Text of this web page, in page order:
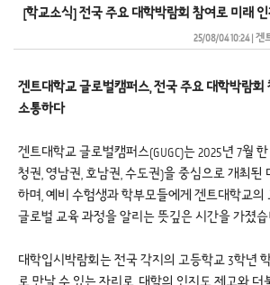
[학교소식] 전국 주요 대학박람회 참여로 미래
25/08/04 10:24| 겐
겐트대학교글로벌캠퍼스, 전국주요 대학박람회
소통하다
겐트대학교 글로벌캠퍼스(GUGC)는 2025년 7월
청권, 영남권, 호남권, 수도권)을 중심으로 개최된
하며, 예비 수험생과 학부모들에게 겐트대학교의
글로벌 교육 과정을 알리는 뜻깊은 시간을 가졌
대학입시박람회는 전국 각지의 고등학교 3학년
로 만날 수 있는 자리로, 대학의 인지도 제고와 더